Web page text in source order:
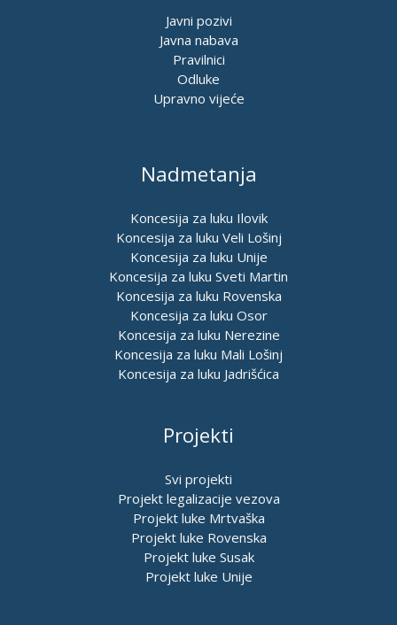
Javni pozivi
Javna nabava
Pravilnici
Odluke
Upravno vijeće
Nadmetanja
Koncesija za luku Ilovik
Koncesija za luku Veli Lošinj
Koncesija za luku Unije
Koncesija za luku Sveti Martin
Koncesija za luku Rovenska
Koncesija za luku Osor
Koncesija za luku Nerezine
Koncesija za luku Mali Lošinj
Koncesija za luku Jadrišćica
Projekti
Svi projekti
Projekt legalizacije vezova
Projekt luke Mrtvaška
Projekt luke Rovenska
Projekt luke Susak
Projekt luke Unije